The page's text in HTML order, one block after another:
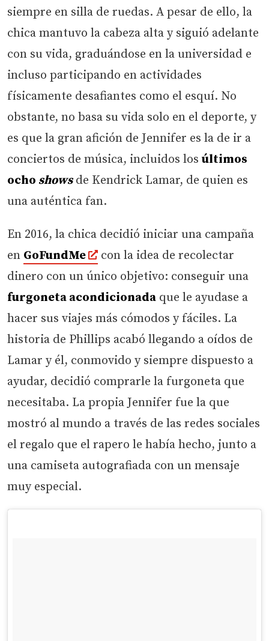
siempre en silla de ruedas. A pesar de ello, la
chica mantuvo la cabeza alta y siguió adelante
con su vida, graduándose en la universidad e
incluso participando en actividades
físicamente desafiantes como el esquí. No
obstante, no basa su vida solo en el deporte, y
es que la gran afición de Jennifer es la de ir a
conciertos de música, incluidos los últimos
ocho showsde Kendrick Lamar, de quien es
una auténtica fan.
En 2016, la chica decidió iniciar una campaña
en GoFundMe
con la idea de recolectar
dinero con un único objetivo: conseguir una
furgoneta acondicionada que le ayudase a
hacer sus viajes más cómodos y fáciles. La
historia de Phillips acabó llegando a oídos de
Lamar y él, conmovido y siempre dispuesto a
ayudar, decidió comprarle la furgoneta que
necesitaba. La propia Jennifer fue la que
mostró al mundo a través de las redes sociales
el regalo que el rapero le había hecho, junto a
una camiseta autografiada con un mensaje
muy especial.